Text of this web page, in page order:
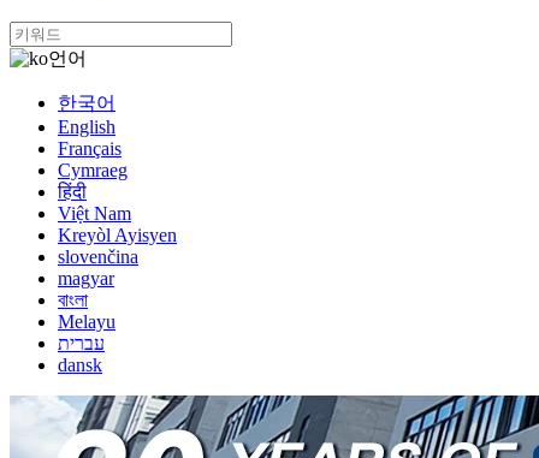
언어
한국어
English
Français
Cymraeg
हिंदी
Việt Nam
Kreyòl Ayisyen
slovenčina
magyar
বাংলা
Melayu
עברית
dansk